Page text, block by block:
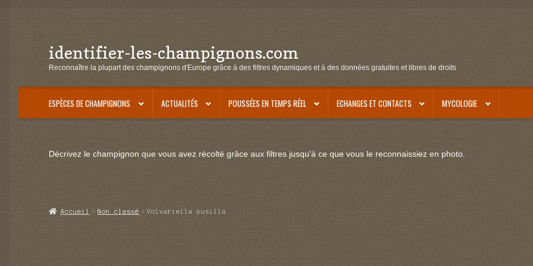
Aller
à
navigation
Aller
au
identifier-les-champignons.com
Reconnaître la plupart des champignons d'Europe grâce à des filtres dynamiques et à des données gratuites et libres de droits
ESPÈCES DE CHAMPIGNONS ACTUALITÉS POUSSÉES EN TEMPS RÉEL ECHANGES ET CONTACTS MYCOLOGIE
Décrivez le champignon que vous avez récolté grâce aux filtres jusqu'à ce que vous le reconnaissiez en photo.
Accueil Non classé Volvariella pusilla